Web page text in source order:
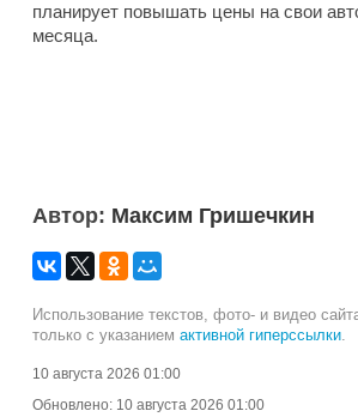
планирует повышать цены на свои
месяца.
Автор: Максим Гришечкин
Использование текстов, фото- и видео
только с указанием активной гиперссылки.
10 августа 2026 01:00
Обновлено: 10 августа 2026 01:00